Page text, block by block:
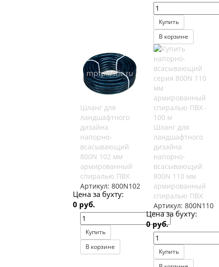
Купить
В корзине
Шланг для
ландшафтного
дизайна
напорно-
всасывающий
800N 102 мм
армированный
спиралью ПВХ
Артикул:800N102
Цена за бухту:
0 руб.
Купить
В корзине
Шланг для
ландшафтного
дизайна
напорно-
всасывающий
800N 110 мм
армированный
спиралью ПВХ
Артикул: 800N110
Цена за бухту:
0 руб.
Купить